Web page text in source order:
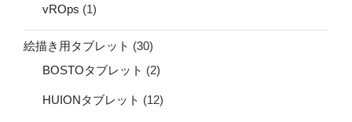
vROps (1)
絵描き用タブレット (30)
BOSTOタブレット (2)
HUIONタブレット (12)